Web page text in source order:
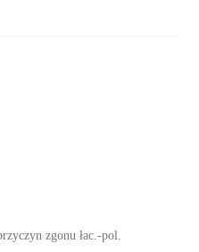
zgonu łac.-pol.